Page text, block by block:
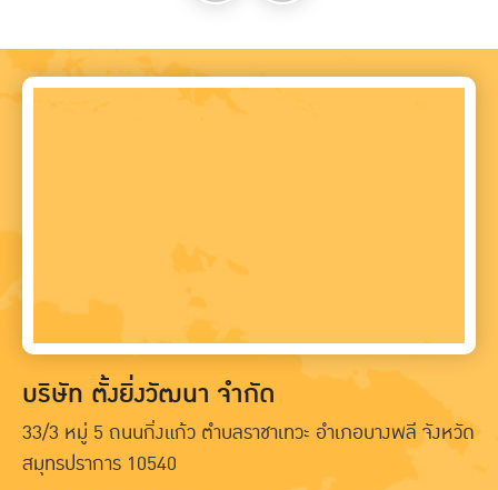
บริษัท ตั้งยิ่งวัฒนา จำกัด
33/3 หมู่ 5 ถนนกิ่งแก้ว ตำบลราชาเทวะ อำเภอบางพลี จังหวัด
สมุทรปราการ 10540